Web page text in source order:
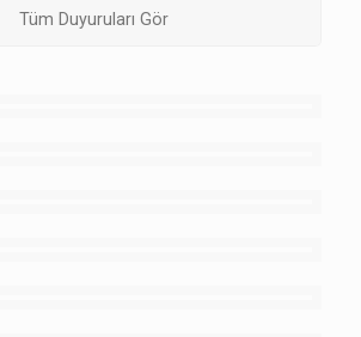
Tüm Duyuruları Gör